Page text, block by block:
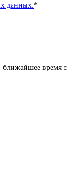
данных.*
время с